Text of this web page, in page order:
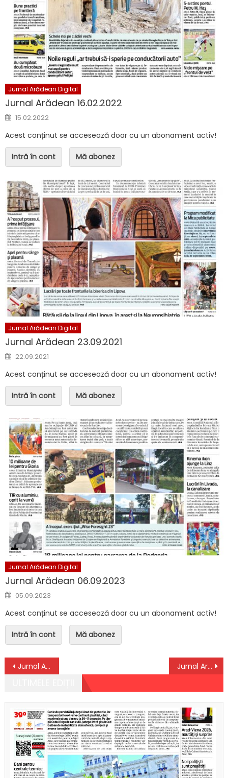
Jurnal Arădean Digital
Jurnal Arădean 16.02.2022
Posted on
15.02.2022
Acest conținut se accesează doar cu un abonament activ!
Intră în cont Mă abonez
Jurnal Arădean Digital
Jurnal Arădean 23.09.2021
Posted on
22.09.2021
Acest conținut se accesează doar cu un abonament activ!
Intră în cont Mă abonez
Jurnal Arădean Digital
Jurnal Arădean 06.09.2023
Posted on
05.09.2023
Acest conținut se accesează doar cu un abonament activ!
Intră în cont Mă abonez
Navigare în articole
Jurnal Arădean 31.12.2021 + Supliment TV Jurnal Arădean 04.01.2022